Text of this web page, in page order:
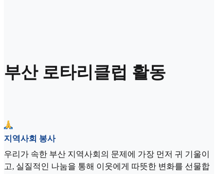
부산 로타리클럽 활동
지역사회 봉사
우리가 속한 부산 지역사회의 문제에 가장 먼저 귀 기울이
고, 실질적인 나눔을 통해 이웃에게 따뜻한 변화를 선물합